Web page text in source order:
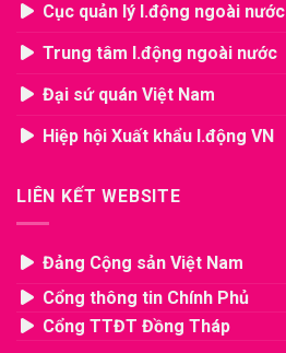
Cục quản lý l.động ngoài nước
Trung tâm l.động ngoài nước
Đại sứ quán Việt Nam
Hiệp hội Xuất khẩu l.động VN
LIÊN KẾT WEBSITE
Đảng Cộng sản Việt Nam
Cổng thông tin Chính Phủ
Cổng TTĐT Đồng Tháp